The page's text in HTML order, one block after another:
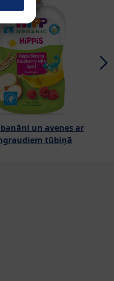
un avenes ar
tūbiņā